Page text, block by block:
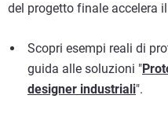
del progetto finale accelera
Scopri esempi reali di
guida alle soluzioni "
designer industriali".